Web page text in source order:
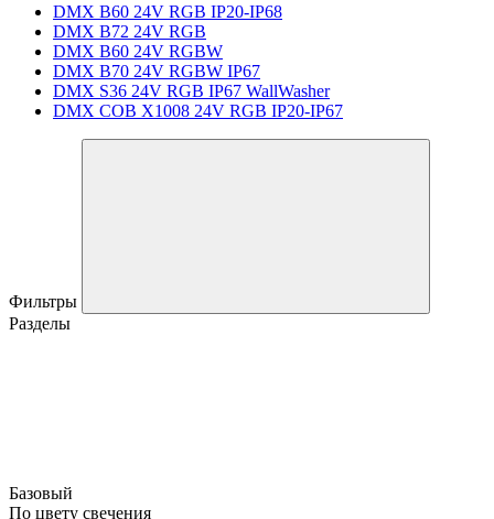
DMX B60 24V RGB IP20-IP68
DMX B72 24V RGB
DMX B60 24V RGBW
DMX B70 24V RGBW IP67
DMX S36 24V RGB IP67 WallWasher
DMX COB X1008 24V RGB IP20-IP67
Фильтры
Разделы
Базовый
По цвету свечения